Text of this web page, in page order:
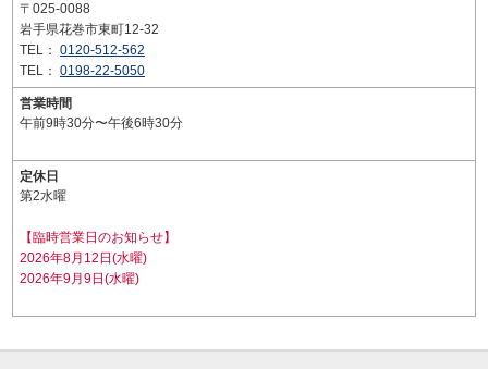
〒025-0088
岩手県花巻市東町12-32
TEL： 0120-512-562
TEL： 0198-22-5050
営業時間
午前9時30分〜午後6時30分
定休日
第2水曜
【臨時営業日のお知らせ】
2026年8月12日(水曜)
2026年9月9日(水曜)